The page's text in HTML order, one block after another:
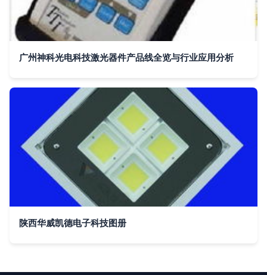
广州神科光电科技激光器件产品线全览与行业应用分析
陕西华威凯德电子科技图册